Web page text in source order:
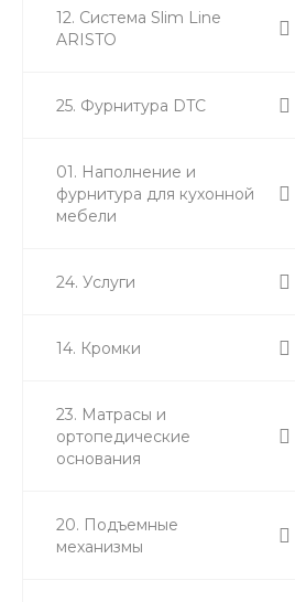
12. Система Slim Line
ARISTO
25. Фурнитура DTC
01. Наполнение и
фурнитура для кухонной
мебели
24. Услуги
14. Кромки
23. Матрасы и
ортопедические
основания
20. Подъемные
механизмы